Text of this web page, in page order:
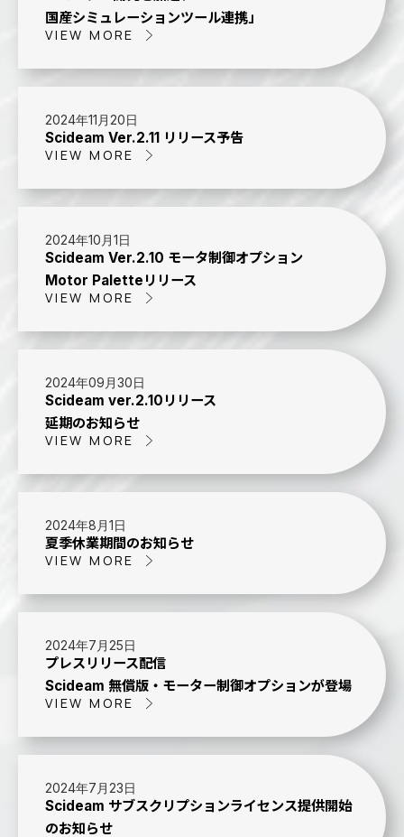
国産シミュレーションツール連携」
VIEW MORE
2024年11月20日
Scideam Ver.2.11 リリース予告
VIEW MORE
2024年10月1日
Scideam Ver.2.10 モータ制御オプション
Motor Paletteリリース
VIEW MORE
2024年09月30日
Scideam ver.2.10リリース
延期のお知らせ
VIEW MORE
2024年8月1日
夏季休業期間のお知らせ
VIEW MORE
2024年7月25日
プレスリリース配信
Scideam 無償版・モーター制御オプションが登場
VIEW MORE
2024年7月23日
Scideam サブスクリプションライセンス提供開始
のお知らせ